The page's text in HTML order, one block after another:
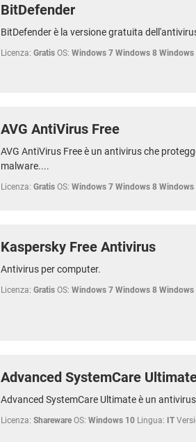
BitDefender
BitDefender è la versione gratuita
Licenza: Gratis OS: Windows 7 Windows 8 Windows
AVG AntiVirus Free
AVG AntiVirus Free è un antivirus che
malware....
Licenza: Gratis OS: Windows 7 Windows 8 Windows
Kaspersky Free Antivirus
Antivirus per computer.
Licenza: Gratis OS: Windows 7 Windows 8 Windows
Advanced SystemCare
Advanced SystemCare Ultimate è un
Licenza: Shareware OS: Windows 10 Lingua: IT